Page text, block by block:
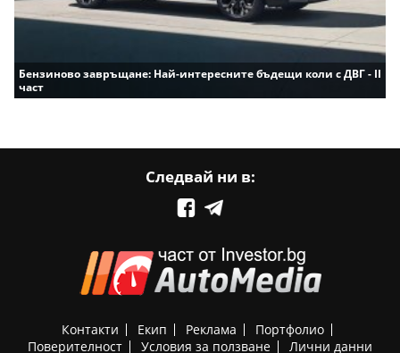
Бензиново завръщане: Най-интересните бъдещи коли с ДВГ - II
част
Следвай ни в:
Контакти Екип Реклама
Портфолио
Поверителност
Условия за ползване Лични данни